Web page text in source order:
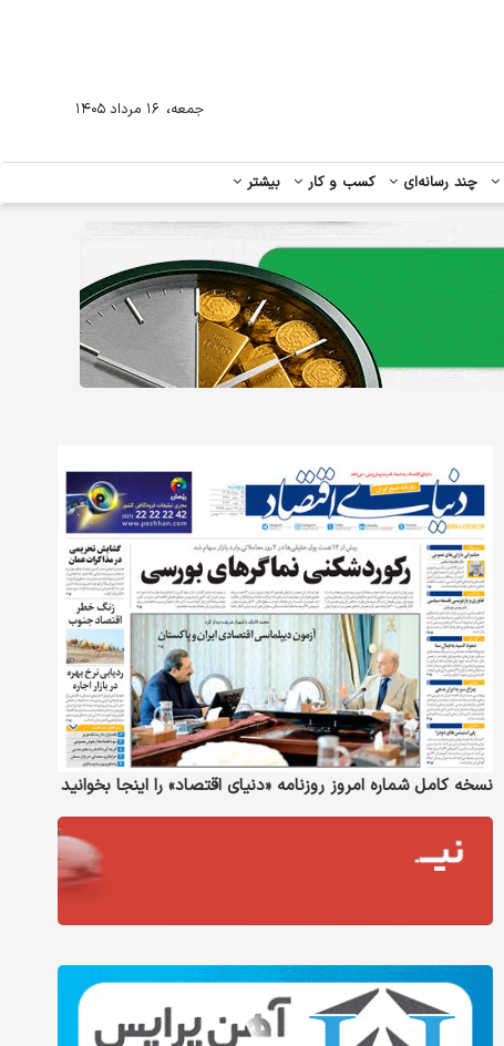
چند رسانه‌ای کسب و کار بیشتر
جمعه، ۱۶ مرداد ۱۴۰۵
نسخه کامل شماره امروز روزنامه «دنیای‌ اقتصاد» را اینجا بخوانید